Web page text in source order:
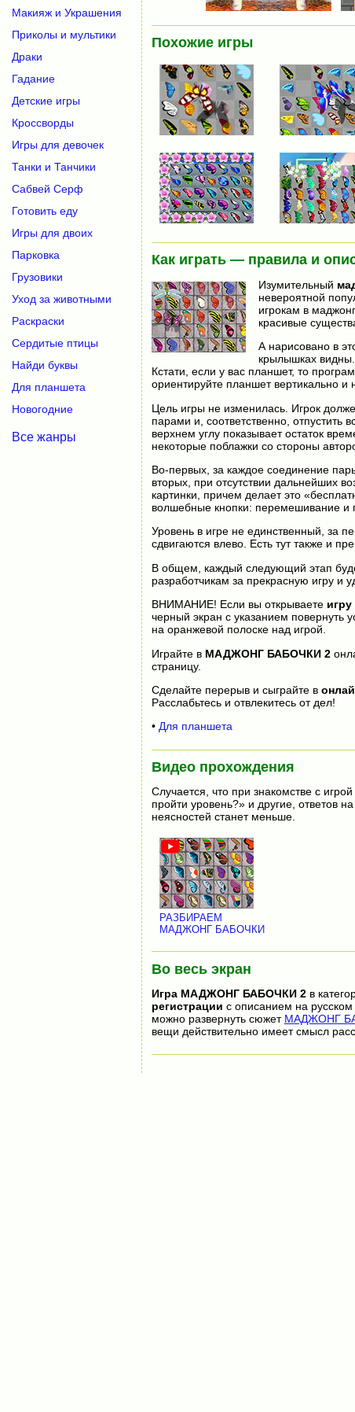
Похожие игры
Как играть — правила и
Изумительный
невероятной
игрокам в
красивые
А нарисовано в
крылышках
Кстати, если у вас планшет, то
ориентируйте планшет вертикально и
Цель игры не изменилась. Игрок
парами и, соответственно,
верхнем углу показывает остаток
некоторые поблажки со стороны
Во-первых, за каждое соединение
вторых, при отсутствии дальнейших
картинки, причем делает это
волшебные кнопки: перемешивание и
Уровень в игре не единственный, за
сдвигаются влево. Есть тут также и
В общем, каждый следующий этап
разработчикам за прекрасную игру и
ВНИМАНИЕ! Если вы открываете
черный экран с указанием повернуть
на оранжевой полоске над игрой.
Играйте в МАДЖОНГ БАБОЧКИ 2
страницу.
Сделайте перерыв и сыграйте в
Расслабьтесь и отвлекитесь от дел!
• Для планшета
Видео прохождения
Случается, что при знакомстве с
пройти уровень?» и другие, ответов
неясностей станет меньше.
РАЗБИРАЕМ
МАДЖОНГ БАБОЧКИ
Во весь экран
Игра МАДЖОНГ БАБОЧКИ 2в
регистрации с описанием на русском
можно развернуть сюжет МАДЖОНГ
вещи действительно имеет смысл
Макияж и Украшения
Приколы и мультики
Драки
Гадание
Детские игры
Кроссворды
Игры для девочек
Танки и Танчики
Сабвей Серф
Готовить еду
Игры для двоих
Парковка
Грузовики
Уход за животными
Раскраски
Сердитые птицы
Найди буквы
Для планшета
Новогодние
Все жанры